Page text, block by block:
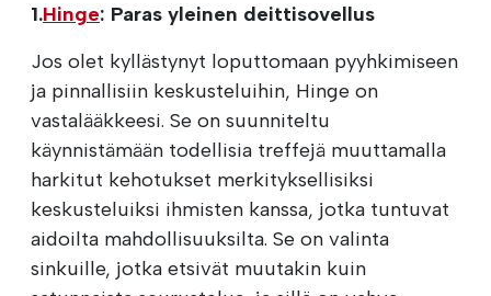
1.Hinge: Paras yleinen deittisovellus
Jos olet kyllästynyt loputtomaan pyyhkimiseen
ja pinnallisiin keskusteluihin, Hinge on
vastalääkkeesi. Se on suunniteltu
käynnistämään todellisia treffejä muuttamalla
harkitut kehotukset merkityksellisiksi
keskusteluiksi ihmisten kanssa, jotka tuntuvat
aidoilta mahdollisuuksilta. Se on valinta
sinkuille, jotka etsivät muutakin kuin